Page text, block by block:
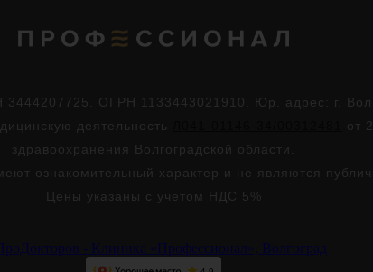
ОГРН 1133443021910. Юр. адрес: г.
деятельность
от
здравоохранения Волгоградской области.
ознакомительный характер и не являются
Цены указаны с учетом НДС 5%